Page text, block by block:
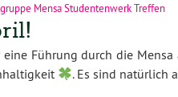
Mensa Studentenwerk Treffen
Führung durch die
. Es sind natürlich